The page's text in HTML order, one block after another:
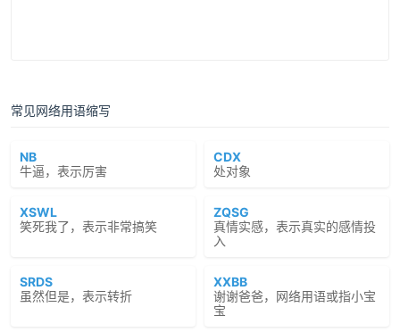
常见网络用语缩写
NB
牛逼，表示厉害
CDX
处对象
XSWL
笑死我了，表示非常搞笑
ZQSG
真情实感，表示真实的感情投
入
SRDS
虽然但是，表示转折
XXBB
谢谢爸爸，网络用语或指小宝
宝